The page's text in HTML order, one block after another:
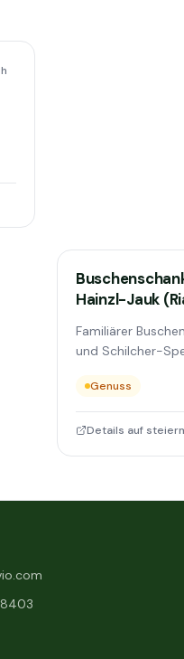
Hainzl-Jauk
Familiärer
und Schilcher-
Genuss
Details auf